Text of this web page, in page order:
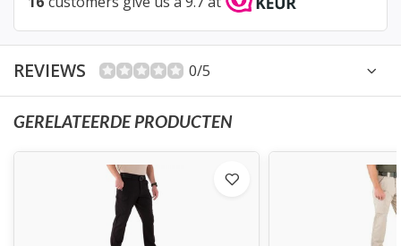
REVIEWS 0/5
GERELATEERDE PRODUCTEN